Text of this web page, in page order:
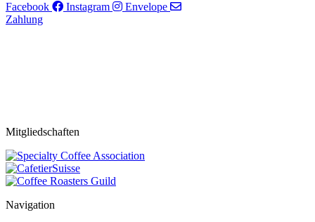
Facebook
Instagram
Envelope
Zahlung
Mitgliedschaften
Navigation